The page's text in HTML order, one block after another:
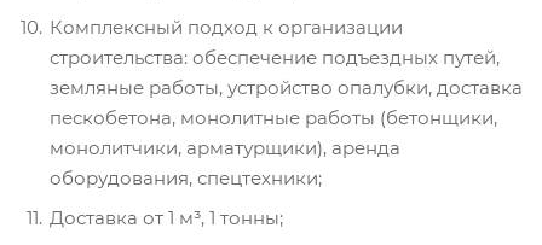
Комплексный подход к организации
строительства: обеспечение подъездных путей,
земляные работы, устройство опалубки, доставка
пескобетона, монолитные работы (бетонщики,
монолитчики, арматурщики), аренда
оборудования, спецтехники;
Доставка от 1 м³, 1 тонны;